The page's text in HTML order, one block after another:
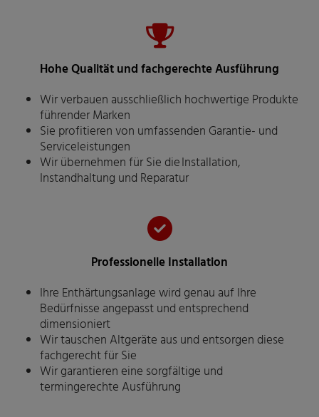
Hohe Qualität und fachgerechte Ausführung
Wir verbauen ausschließlich hochwertige Produkte
führender Marken
Sie profitieren von umfassenden Garantie- und
Serviceleistungen
Wir übernehmen für Sie die Installation,
Instandhaltung und Reparatur
Professionelle Installation
Ihre Enthärtungsanlage wird genau auf Ihre
Bedürfnisse angepasst und entsprechend
dimensioniert
Wir tauschen Altgeräte aus und entsorgen diese
fachgerecht für Sie
Wir garantieren eine sorgfältige und
termingerechte Ausführung